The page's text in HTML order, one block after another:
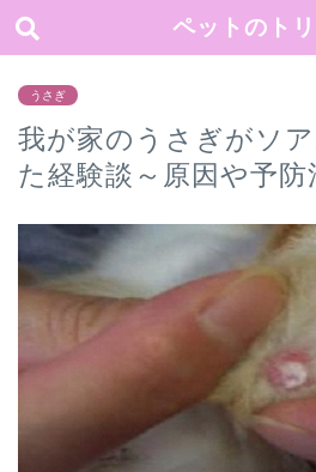
ペットのト
うさぎ
我が家のうさぎがソ
た経験談～原因や予防